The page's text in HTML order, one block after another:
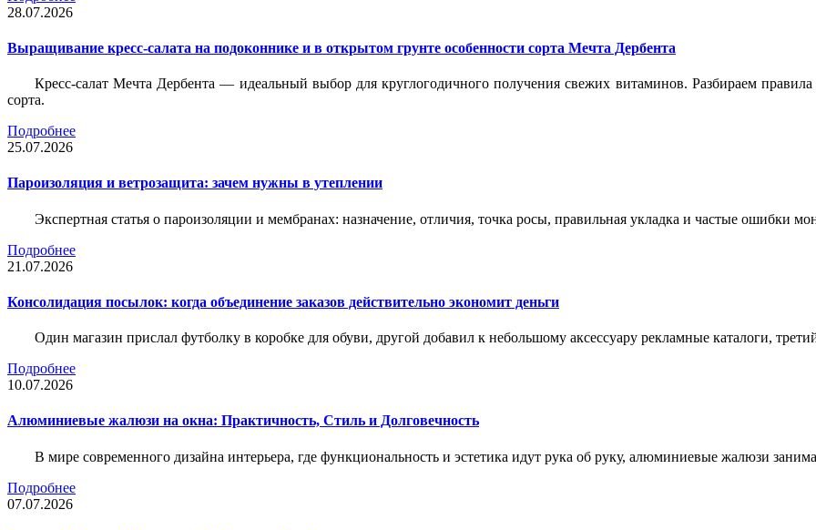
28.07.2026
Выращивание кресс-салата на подоконнике и в открытом грунте особенности сорта Мечта Дербента
Кресс-салат Мечта Дербента — идеальный выбор для круглогодичного получения свежих витаминов. Разбираем
сорта.
Подробнее
25.07.2026
Пароизоляция и ветрозащита: зачем нужны в утеплении
Экспертная статья о пароизоляции и мембранах: назначение, отличия, точка росы, правильная укладка и частые ошибки
Подробнее
21.07.2026
Консолидация посылок: когда объединение заказов действительно экономит деньги
Один магазин прислал футболку в коробке для обуви, другой добавил к небольшому аксессуару рекламные каталоги,
Подробнее
10.07.2026
Алюминиевые жалюзи на окна: Практичность, Стиль и Долговечность
В мире современного дизайна интерьера, где функциональность и эстетика идут рука об руку, алюминиевые жалюзи
Подробнее
07.07.2026